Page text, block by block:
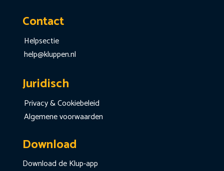
Contact
Helpsectie
help@kluppen.nl
Juridisch
Privacy & Cookiebeleid
Algemene voorwaarden
Download
Download de Klup-app